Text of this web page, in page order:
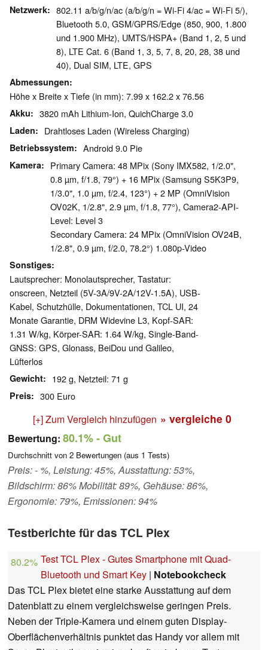
Netzwerk
802.11 a/b/g/n/ac (a/b/g/n = Wi-Fi 4/ac = Wi-Fi 5/),
Bluetooth 5.0, GSM/GPRS/Edge (850, 900, 1.800
und 1.900 MHz), UMTS/HSPA+ (Band 1, 2, 5 und
8), LTE Cat. 6 (Band 1, 3, 5, 7, 8, 20, 28, 38 und
40), Dual SIM, LTE, GPS
Abmessungen
Höhe x Breite x Tiefe (in mm): 7.99 x 162.2 x 76.56
Akku 3820 mAh Lithium-Ion, QuichCharge 3.0
Laden Drahtloses Laden (Wireless Charging)
Betriebssystem Android 9.0 Pie
Kamera
Primary Camera: 48 MPix (Sony IMX582, 1/2.0",
0.8 µm, f/1.8, 79°) + 16 MPix (Samsung S5K3P9,
1/3.0", 1.0 µm, f/2.4, 123°) + 2 MP (OmniVision
OV02K, 1/2.8", 2.9 µm, f/1.8, 77°), Camera2-API-
Level: Level 3
Secondary Camera: 24 MPix (OmniVision OV24B,
1/2.8", 0.9 µm, f/2.0, 78.2°) 1.080p-Video
Sonstiges
Lautsprecher: Monolautsprecher, Tastatur:
onscreen, Netzteil (5V-3A/9V-2A/12V-1.5A), USB-
Kabel, Schutzhülle, Dokumentationen, TCL UI, 24
Monate Garantie, DRM Widevine L3, Kopf-SAR:
1.31 W/kg, Körper-SAR: 1.64 W/kg, Single-Band-
GNSS: GPS, Glonass, BeiDou und Galileo,
Lüfterlos
Gewicht 192 g, Netzteil: 71 g
Preis 300 Euro
[+] Zum Vergleich hinzufügen » vergleiche 0
Bewertung: 80.1%- Gut
Durchschnitt von 2 Bewertungen (aus 1 Tests)
Preis: - %, Leistung: 45%, Ausstattung: 53%,
Bildschirm: 86% Mobilität: 89%, Gehäuse: 86%,
Ergonomie: 79%, Emissionen: 94%
Testberichte für das TCL Plex
80.2% Test TCL Plex - Gutes Smartphone mit Quad-
Bluetooth und Smart Key | Notebookcheck
Das TCL Plex bietet eine starke Ausstattung auf dem
Datenblatt zu einem vergleichsweise geringen Preis.
Neben der Triple-Kamera und einem guten Display-
Oberflächenverhältnis punktet das Handy vor allem mit